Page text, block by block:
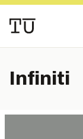
Infiniti